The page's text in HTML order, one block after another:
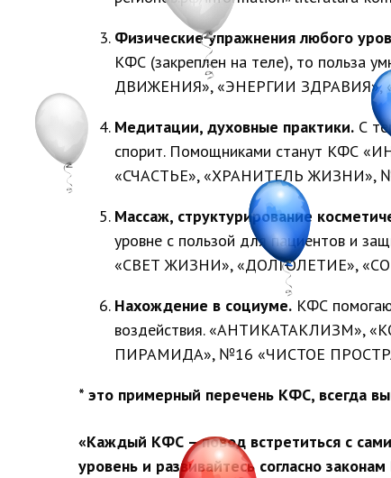
Физические упражнения любого
КФС (закреплен на теле), то
ДВИЖЕНИЯ», «ЭНЕРГИИ
Медитации, духовные практики. С
спорит. Помощниками станут КФС
«СЧАСТЬЕ», «ХРАНИТЕЛЬ ЖИЗНИ»,
Массаж, структурирование
уровне с пользой для пациентов
«СВЕТ ЖИЗНИ», «ДОЛГОЛЕТИЕ»,
Нахождение в социуме. КФС
воздействия. «АНТИКАТАКЛИЗМ»,
ПИРАМИДА», №16 «ЧИСТОЕ
* это примерный перечень КФС, всегда
«Каждый КФС – повод встретиться с
уровень и развивайтесь согласно